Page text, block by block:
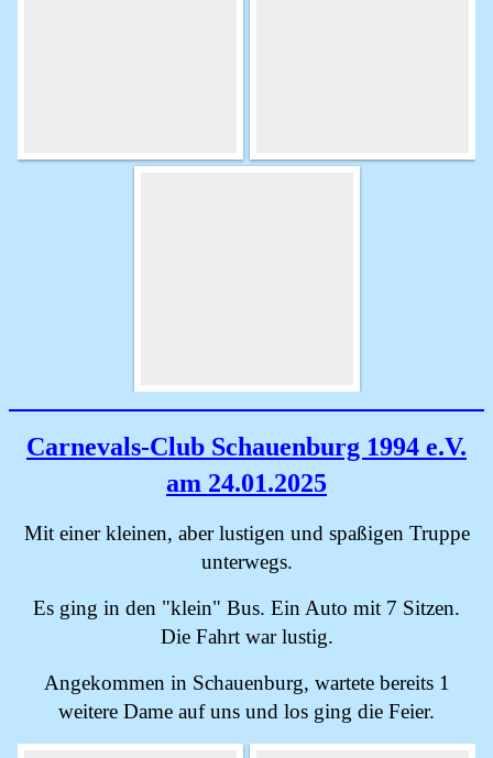
Carnevals-Club Schauenburg 1994 e.V.
am 24.01.2025
Mit einer kleinen, aber lustigen und spaßigen Truppe
unterwegs.
Es ging in den "klein" Bus. Ein Auto mit 7 Sitzen.
Die Fahrt war lustig.
Angekommen in Schauenburg, wartete bereits 1
weitere Dame auf uns und los ging die Feier.